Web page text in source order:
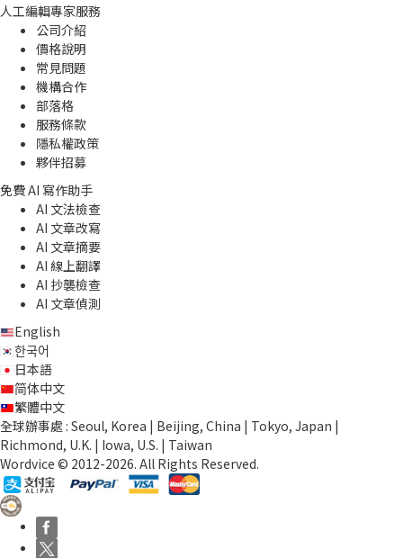
人工編輯專家服務
公司介紹
價格說明
常見問題
機構合作
部落格
服務條款
隱私權政策
夥伴招募
免費 AI 寫作助手
AI 文法檢查
AI 文章改寫
AI 文章摘要
AI 線上翻譯
AI 抄襲檢查
AI 文章偵測
English
한국어
日本語
简体中文
繁體中文
全球辦事處 : Seoul, Korea | Beijing, China | Tokyo, Japan |
Richmond, U.K. | Iowa, U.S. | Taiwan
Wordvice © 2012-2026. All Rights Reserved.